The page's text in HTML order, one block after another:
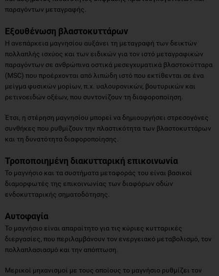
παραγόντων μεταγραφής.
Εξουθένωση βλαστοκυττάρων
Η ανεπάρκεια μαγνησίου αυξάνει τη μεταγραφή των δεικτών
πολλαπλής ισχύος και των ειδικών για τον ιστό μεταγραφικών
παραγόντων σε ανθρώπινα οστικά μεσεγχυματικά βλαστοκύτταρα
(MSC) που προέρχονται από λιπώδη ιστό που εκτίθενται σε ένα
μείγμα φυσικών μορίων, π.χ. υαλουρονικών, βουτυρικών και
ρετινοειδών οξέων, που συντονίζουν τη διαφοροποίηση.
Έτσι, η στέρηση μαγνησίου μπορεί να δημιουργήσει στρεσογόνες
συνθήκες που ρυθμίζουν την πλαστικότητα των βλαστοκυττάρων
και τη δυνατότητα διαφοροποίησης.
Τροποποιημένη διακυτταρική επικοινωνία
Το μαγνήσιο και τα συστήματα μεταφοράς του είναι βασικοί
διαμορφωτές της επικοινωνίας των διαφόρων οδών
ενδοκυτταρικής σηματοδότησης.
Αυτοφαγία
Το μαγνήσιο είναι απαραίτητο για τις κύριες κυτταρικές
διεργασίες, που περιλαμβάνουν τον ενεργειακό μεταβολισμό, τον
πολλαπλασιασμό και την απόπτωση.
Μερικοί μηχανισμοί με τους οποίους το μαγνήσιο ρυθμίζει τον